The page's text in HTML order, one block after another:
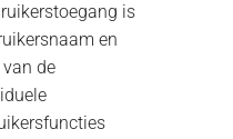
is
en
de